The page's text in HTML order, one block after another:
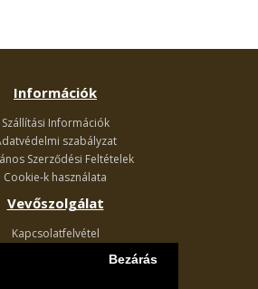
Bezárás
Információk
Szállítási Információk
szabályzat
Szerződési Feltételek
Cookie-k használata
Vevőszolgálat
Kapcsolatfelvétel